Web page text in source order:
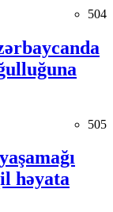
504
505
həyata